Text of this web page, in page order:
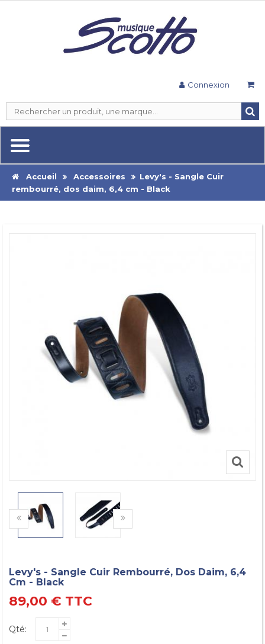
Connexion
Accueil Accessoires
Levy's - Sangle Cuir
rembourré, dos daim, 6,4 cm - Black
Levy's - Sangle Cuir Rembourré, Dos Daim, 6,4
Cm - Black
89,00 € TTC
Qté: